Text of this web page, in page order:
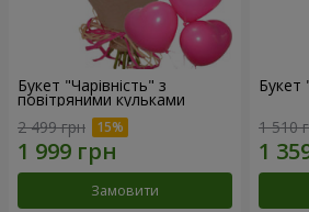
Букет "Чарівність" з
повітряними кульками
2 499 грн
Замовити
Букет
1 510